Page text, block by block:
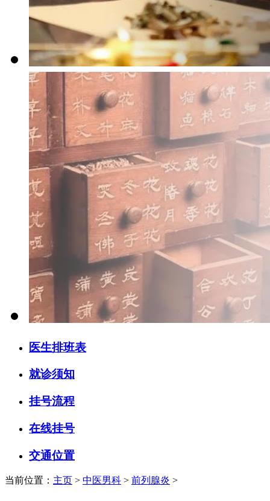
医生排班表
就诊须知
挂号流程
在线挂号
交通位置
当前位置： 主页 > 中医男科 > 前列腺炎 >